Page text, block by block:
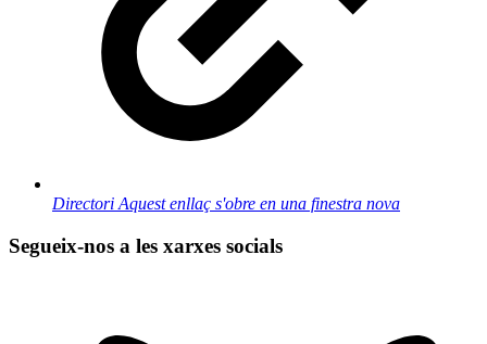
Directori Aquest enllaç s'obre en una finestra nova
Segueix-nos a les xarxes socials